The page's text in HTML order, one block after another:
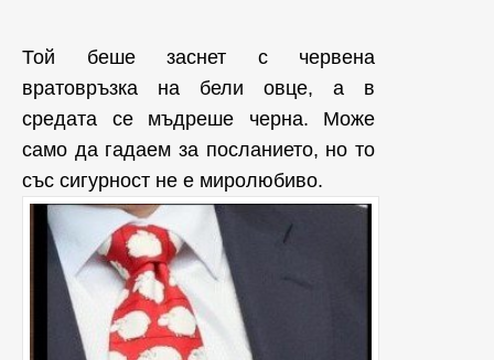
Той беше заснет с червена
вратовръзка на бели овце, а в
средата се мъдреше черна. Може
само да гадаем за посланието, но то
със сигурност не е миролюбиво.